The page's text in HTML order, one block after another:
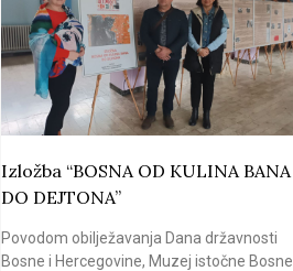
Izložba “BOSNA OD KULINA BANA
DO DEJTONA”
Povodom obilježavanja Dana državnosti
Bosne i Hercegovine, Muzej istočne Bosne